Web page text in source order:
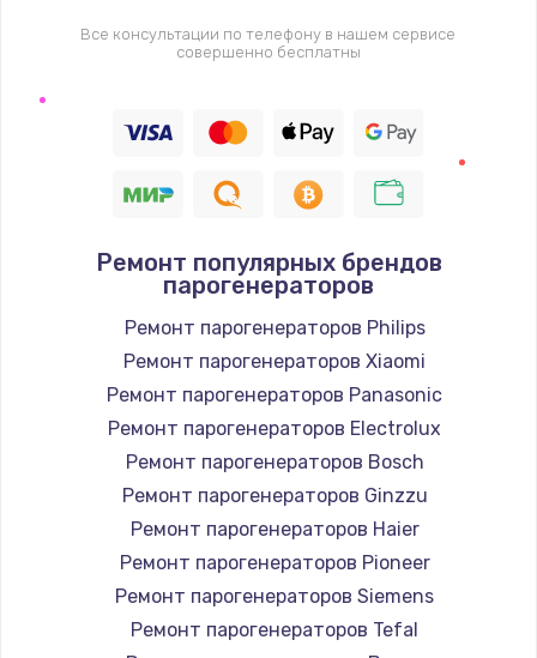
Все консультации по телефону в нашем сервисе
совершенно бесплатны
Ремонт популярных брендов
парогенераторов
Ремонт парогенераторов Philips
Ремонт парогенераторов Xiaomi
Ремонт парогенераторов Panasonic
Ремонт парогенераторов Electrolux
Ремонт парогенераторов Bosch
Ремонт парогенераторов Ginzzu
Ремонт парогенераторов Haier
Ремонт парогенераторов Pioneer
Ремонт парогенераторов Siemens
Ремонт парогенераторов Tefal